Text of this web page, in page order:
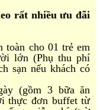
rất nhiều ưu đãi
toàn cho 01 trẻ em
lớn (Phụ thu phí
sạn nếu khách có
(gồm 3 bữa ăn
thực đơn buffet từ